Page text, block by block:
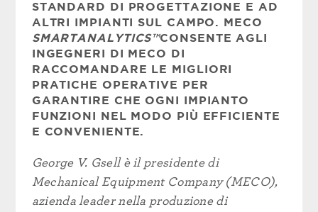
STANDARD DI PROGETTAZIONE E AD
ALTRI IMPIANTI SUL CAMPO. MECO
SMARTANALYTICS™CONSENTE AGLI
INGEGNERI DI MECO DI
RACCOMANDARE LE MIGLIORI
PRATICHE OPERATIVE PER
GARANTIRE CHE OGNI IMPIANTO
FUNZIONI NEL MODO PIÙ EFFICIENTE
E CONVENIENTE.
George V. Gsell è il presidente di
Mechanical Equipment Company (MECO),
azienda leader nella produzione di